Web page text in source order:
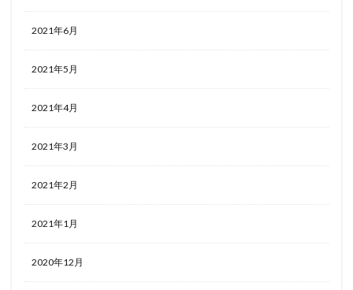
2021年6月
2021年5月
2021年4月
2021年3月
2021年2月
2021年1月
2020年12月